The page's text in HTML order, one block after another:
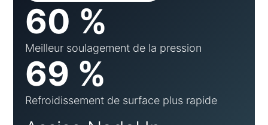
60 %
Meilleur soulagement de la pression
69 %
Refroidissement de surface plus rapide